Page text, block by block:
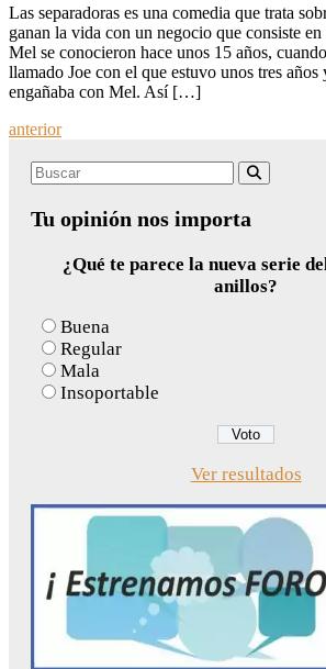
Las separadoras es una comedia que trata
ganan la vida con un negocio que consiste
Mel se conocieron hace unos 15 años,
llamado Joe con el que estuvo unos tres años
engañaba con Mel. Así […]
Posts
navigation
anterior
Search
Tu opinión nos importa
¿Qué te parece la nueva serie
anillos?
Buena
Regular
Mala
Insoportable
Ver resultados